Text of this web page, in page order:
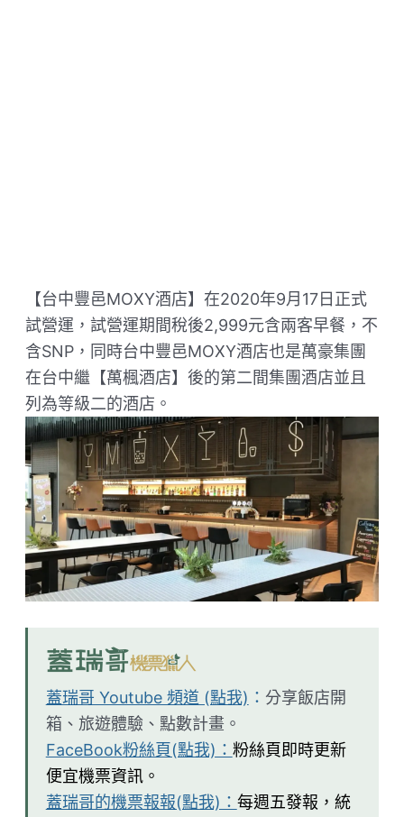
【台中豐邑MOXY酒店】在2020年9月17日正式
試營運，試營運期間稅後2,999元含兩客早餐，不
含SNP，同時台中豐邑MOXY酒店也是萬豪集團
在台中繼【萬楓酒店】後的第二間集團酒店並且
列為等級二的酒店。
蓋瑞哥 Youtube 頻道 (點我) ： 分享飯店開
箱、旅遊體驗、點數計畫。
FaceBook粉絲頁(點我)： 粉絲頁即時更新
便宜機票資訊。
蓋瑞哥的機票報報(點我)： 每週五發報，統